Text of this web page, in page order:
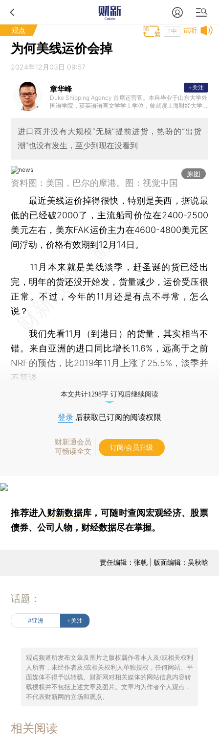
观点 试听
T中
为何美线运价会掉
2024年12月03日 09:57
章华峰
Duke Shipping Agency 首席运营官。本科毕业于山东大学外
国语学院，获英语语言文学学士学位，曾就读上海财经大学M
等地历任销售代表，销售经理，销售总经理，大中国区航线
总经理。2017年加入海硕集团洛杉矶分公司，管理大洛杉矶
地区销售团队。2021年底加入致远航运美国团队。2024年加
+关注
进口商并没有大规模“无脑”提前进货，热盼的“出货
潮”也没有发生，至少到现在没看到
原图
资料图：美国，巴尔的摩港。图：视觉中国
最近美线运价掉得很快，特别是美西，据说最
低的已经破2000了，主流船司价位在2400-2500
美元左右，美东FAK运价主力在4600-4800美元区
间浮动，价格有效期到12月14日。
11月本来就是美线淡季，赶圣诞的货已经出
完，明年的货还没开始发，货量减少，运价受压很
正常。不过，今年的11月还是有点不寻常，怎么
说？
我们先看11月（到港日）的货量，其实相当不
错。来自亚洲的进口同比增长11.6%，远高于之前
NRF的预估，比2019年11月上涨了25.5%，淡季并
不算淡。
本文共计1298字 订阅后继续阅读
登录 后获取已订阅的阅读权限
财新通会员
可畅读全文
订阅/会员升级
推荐进入财新数据库 ，可随时查阅宏观经济、股票
债券、公司人物，财经数据尽在掌握。
责任编辑：张帆 | 版面编辑：吴秋晗
话题：
#亚洲 +关注
观点频道所发布文章及图片之版权属作者本人及/或相关权利
人所有，未经作者及/或相关权利人单独授权，任何网站、平
面媒体不得予以转载。财新网对相关媒体的网站信息内容转
载授权并不包括上述文章及图片。文章均为作者个人观点，
不代表财新网的立场和观点。
相关阅读